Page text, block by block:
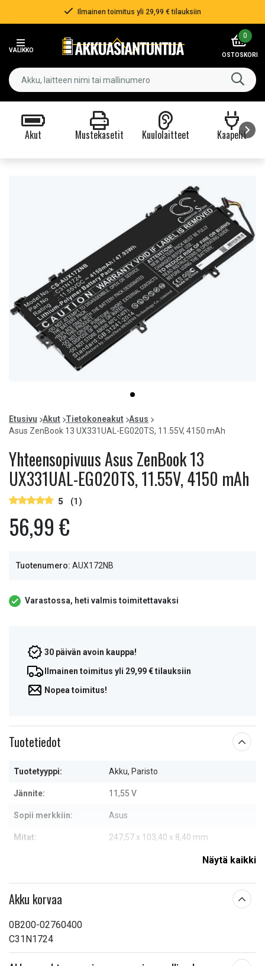
Ilmainen toimitus yli 29,99 € tilauksiin
VALIKKO
0
OSTOSKORI
Akut Mustekasetit Kuulolaitteet Kaapelit
item
0
of
1
Etusivu Akut Tietokoneakut Asus
Asus ZenBook 13 UX331UAL-EG020TS, 11.55V, 4150 mAh
Yhteensopivuus Asus ZenBook 13
UX331UAL-EG020TS, 11.55V, 4150 mAh
5 (1)
56,99 €
Tuotenumero: AUX172NB
Varastossa, heti valmis toimitettavaksi
30 päivän avoin kauppa!
Ilmainen toimitus yli 29,99 € tilauksiin
Nopea toimitus!
Tuotetiedot
Tuotetyyppi: Akku, Paristo
Jännite: 11,55 V
Sopii merkkiin: Asus
Mitat: 247,57 x 103,40 x 8,40 mm
Näytä kaikki
Akku korvaa
0B200-02760400
C31N1724